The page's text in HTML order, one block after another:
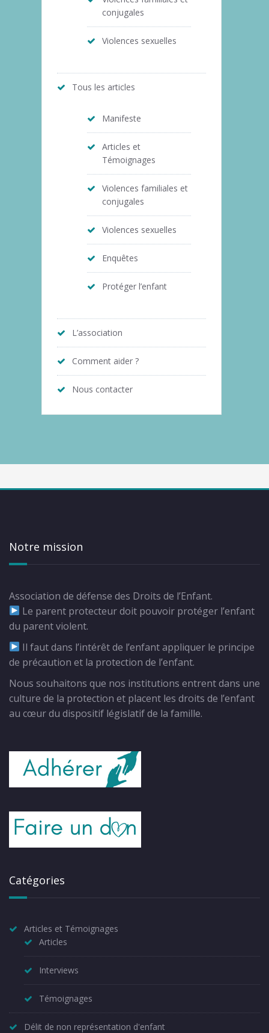
conjugales
Violences sexuelles
Tous les articles
Manifeste
Articles et
Témoignages
Violences familiales et
conjugales
Violences sexuelles
Enquêtes
Protéger l’enfant
L’association
Comment aider ?
Nous contacter
Notre mission
Association de défense des Droits de l’Enfant.
Le parent protecteur doit pouvoir protéger l’enfant
du parent violent.
Il faut dans l’intérêt de l’enfant appliquer le principe
de précaution et la protection de l’enfant.
Nous souhaitons que nos institutions entrent dans une
culture de la protection et placent les droits de l’enfant
au cœur du dispositif législatif de la famille.
Catégories
Articles et Témoignages
Articles
Interviews
Témoignages
Délit de non représentation d'enfant